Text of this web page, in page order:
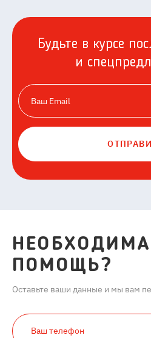
Будьте в курсе
и
НЕОБХОДИМА
ПОМОЩЬ?
Оставьте ваши данные и мы вам